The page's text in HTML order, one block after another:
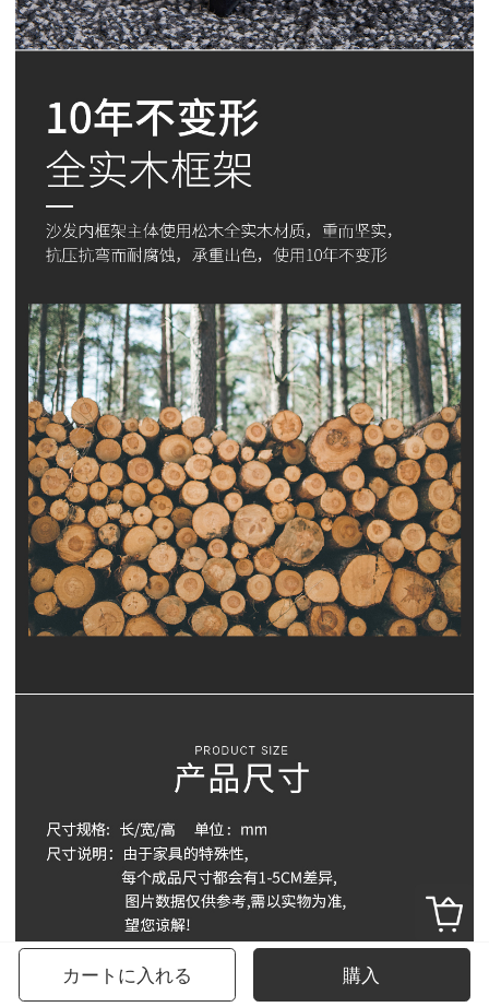
カートに入れる 購入